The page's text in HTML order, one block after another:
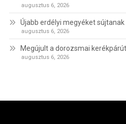
augusztus 6, 2026
Újabb erdélyi megyéket
augusztus 6, 2026
Megújult a dorozsmai
augusztus 6, 2026